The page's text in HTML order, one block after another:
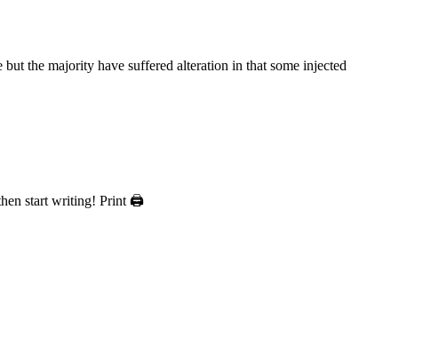
the majority have suffered alteration in that some injected
start writing! Print 🖨